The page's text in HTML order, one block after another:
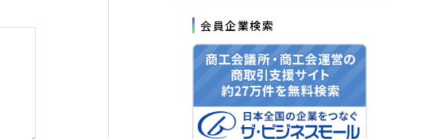
会員企業検索